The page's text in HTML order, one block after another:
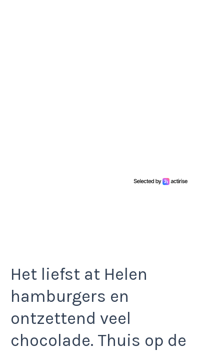
Het liefst at Helen
hamburgers en
ontzettend veel
chocolade. Thuis op de